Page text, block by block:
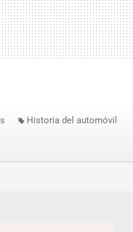
Historia del automóvil